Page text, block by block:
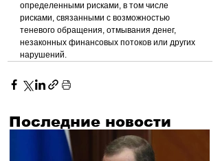
определенными рисками, в том числе
рисками, связанными с возможностью
теневого обращения, отмывания денег,
незаконных финансовых потоков или других
нарушений.
Последние новости